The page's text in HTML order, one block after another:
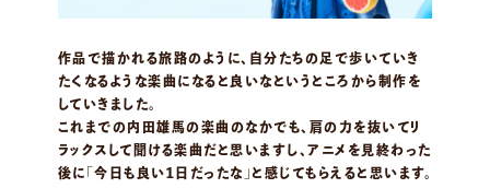
作品で描かれる旅路のように、自分たちの足で歩いていき
たくなるような楽曲になると良いなというところから制作を
していきました。
これまでの内田雄馬の楽曲のなかでも、肩の力を抜いてリ
ラックスして聞ける楽曲だと思いますし、アニメを見終わった
後に「今日も良い1日だったな」と感じてもらえると思います。